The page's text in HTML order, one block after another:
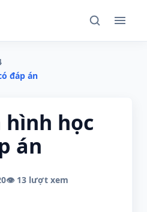
đáp án
hình học
án
👁 13 lượt xem